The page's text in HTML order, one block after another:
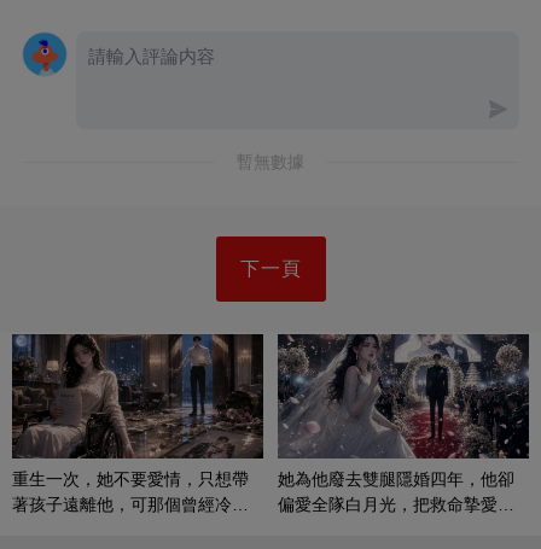
暫無數據
下一頁
重生一次，她不要愛情，只想帶
著孩子遠離他，可那個曾經冷漠
她為他廢去雙腿隱婚四年，他卻
偏愛全隊白月光，把救命摯愛當